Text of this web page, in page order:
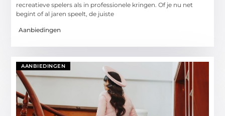
recreatieve spelers als in professionele kringen. Of je nu net
begint of al jaren speelt, de juiste
Aanbiedingen
AANBIEDINGEN